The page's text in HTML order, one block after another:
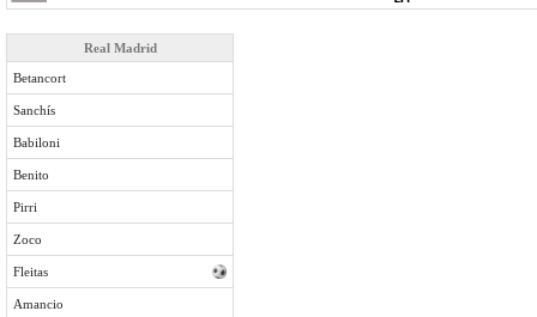
Real Madrid
Betancort
Sanchís
Babiloni
Benito
Pirri
Zoco
Fleitas
Amancio